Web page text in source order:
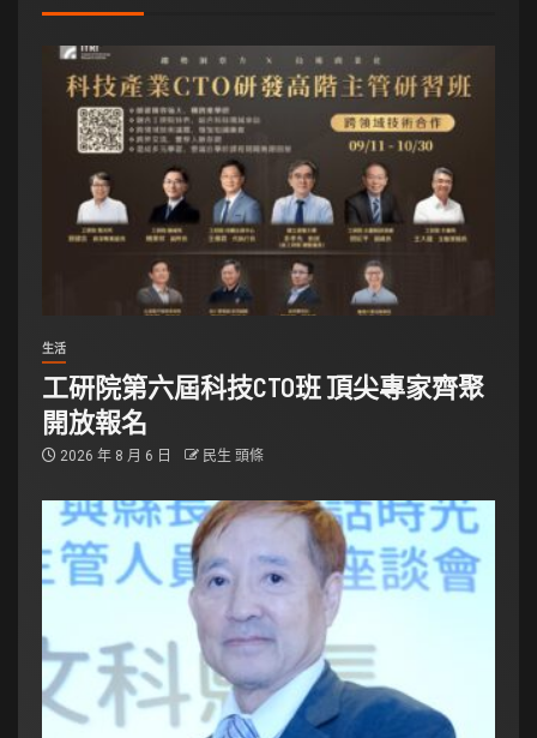
生活
工研院第六屆科技CTO班 頂尖專家齊聚
開放報名
2026 年 8 月 6 日 民生 頭條